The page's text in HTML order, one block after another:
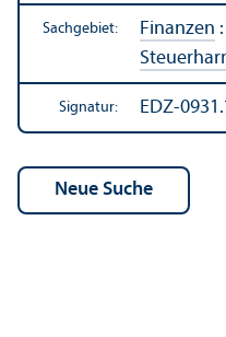
Sachgebiet: Finanzen :
Signatur: EDZ-